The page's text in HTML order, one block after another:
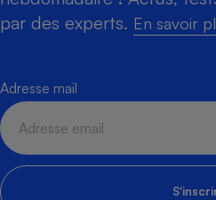
par des experts. En savoir
Adresse mail